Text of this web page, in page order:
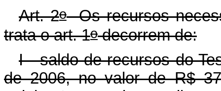
Art. 2oOs recursos
trata o art. 1odecorrem de:
I - saldo de recursos do
de 2006, no valor de R$